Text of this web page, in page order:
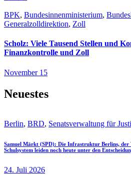
BPK, Bundesinnenministerium,
Generalzolldirektion, Zoll
Scholz: Viele Tausend Stellen und
Finanzkontrolle und Zoll
November 15
Neuestes
Berlin, BRD, Senatsverwaltung für
Samuel Märkt (SPD): Die Infrastruktur Berlins, der
Schulsystem leiden noch heute unter den
24. Juli 2026